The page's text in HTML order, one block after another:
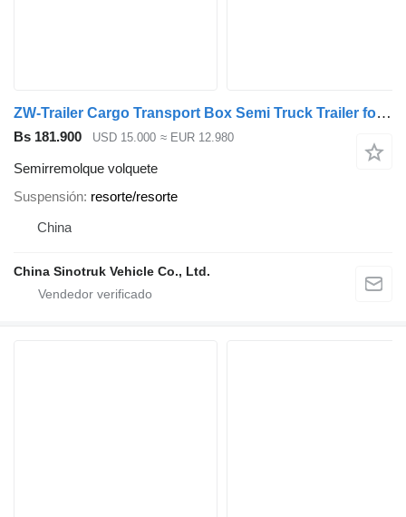
ZW-Trailer Cargo Transport Box Semi Truck Trailer for sale Zimbabwe
Bs 181.900 USD 15.000 ≈ EUR 12.980
Semirremolque volquete
Suspensión resorte/resorte
China
China Sinotruk Vehicle Co., Ltd.